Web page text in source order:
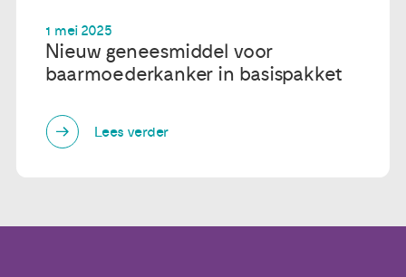
1 mei 2025
Nieuw geneesmiddel voor
baarmoederkanker in basispakket
Lees verder